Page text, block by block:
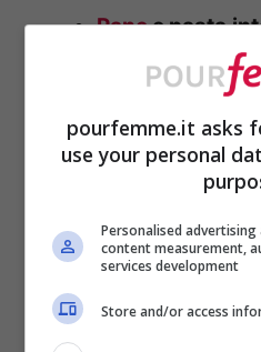
Panee pasta
Legumi
Carni bianche
Latte intero e
E gli alimenti che
Sono loro:
pourfemme.it asks
use your personal
Personalised
content measurement,
services development
Store and/or access